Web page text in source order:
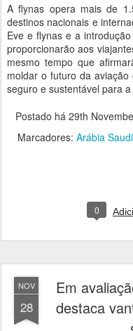
A flynas opera mais de
destinos nacionais e
Eve e flynas e a
proporcionarão aos
mesmo tempo que
moldar o futuro da
seguro e sustentável para
Postado há 29th
Marcadores: Arábia
0
NOV
28
Em
destaca